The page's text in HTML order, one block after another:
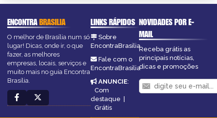
ENCONTRABRASILIA
O melhor de Brasília num só
lugar! Dicas, onde ir, o que
fazer, as melhores
empresas, locais, serviços e
muito mais no guia Encontra
Brasília.
LINKS RÁPIDOS
Sobre
EncontraBrasilia
Fale com o
EncontraBrasilia
ANUNCIE:
Com
destaque
Grátis
NOVIDADES POR E-
MAIL
Receba grátis as
principais notícias,
dicas e promoções